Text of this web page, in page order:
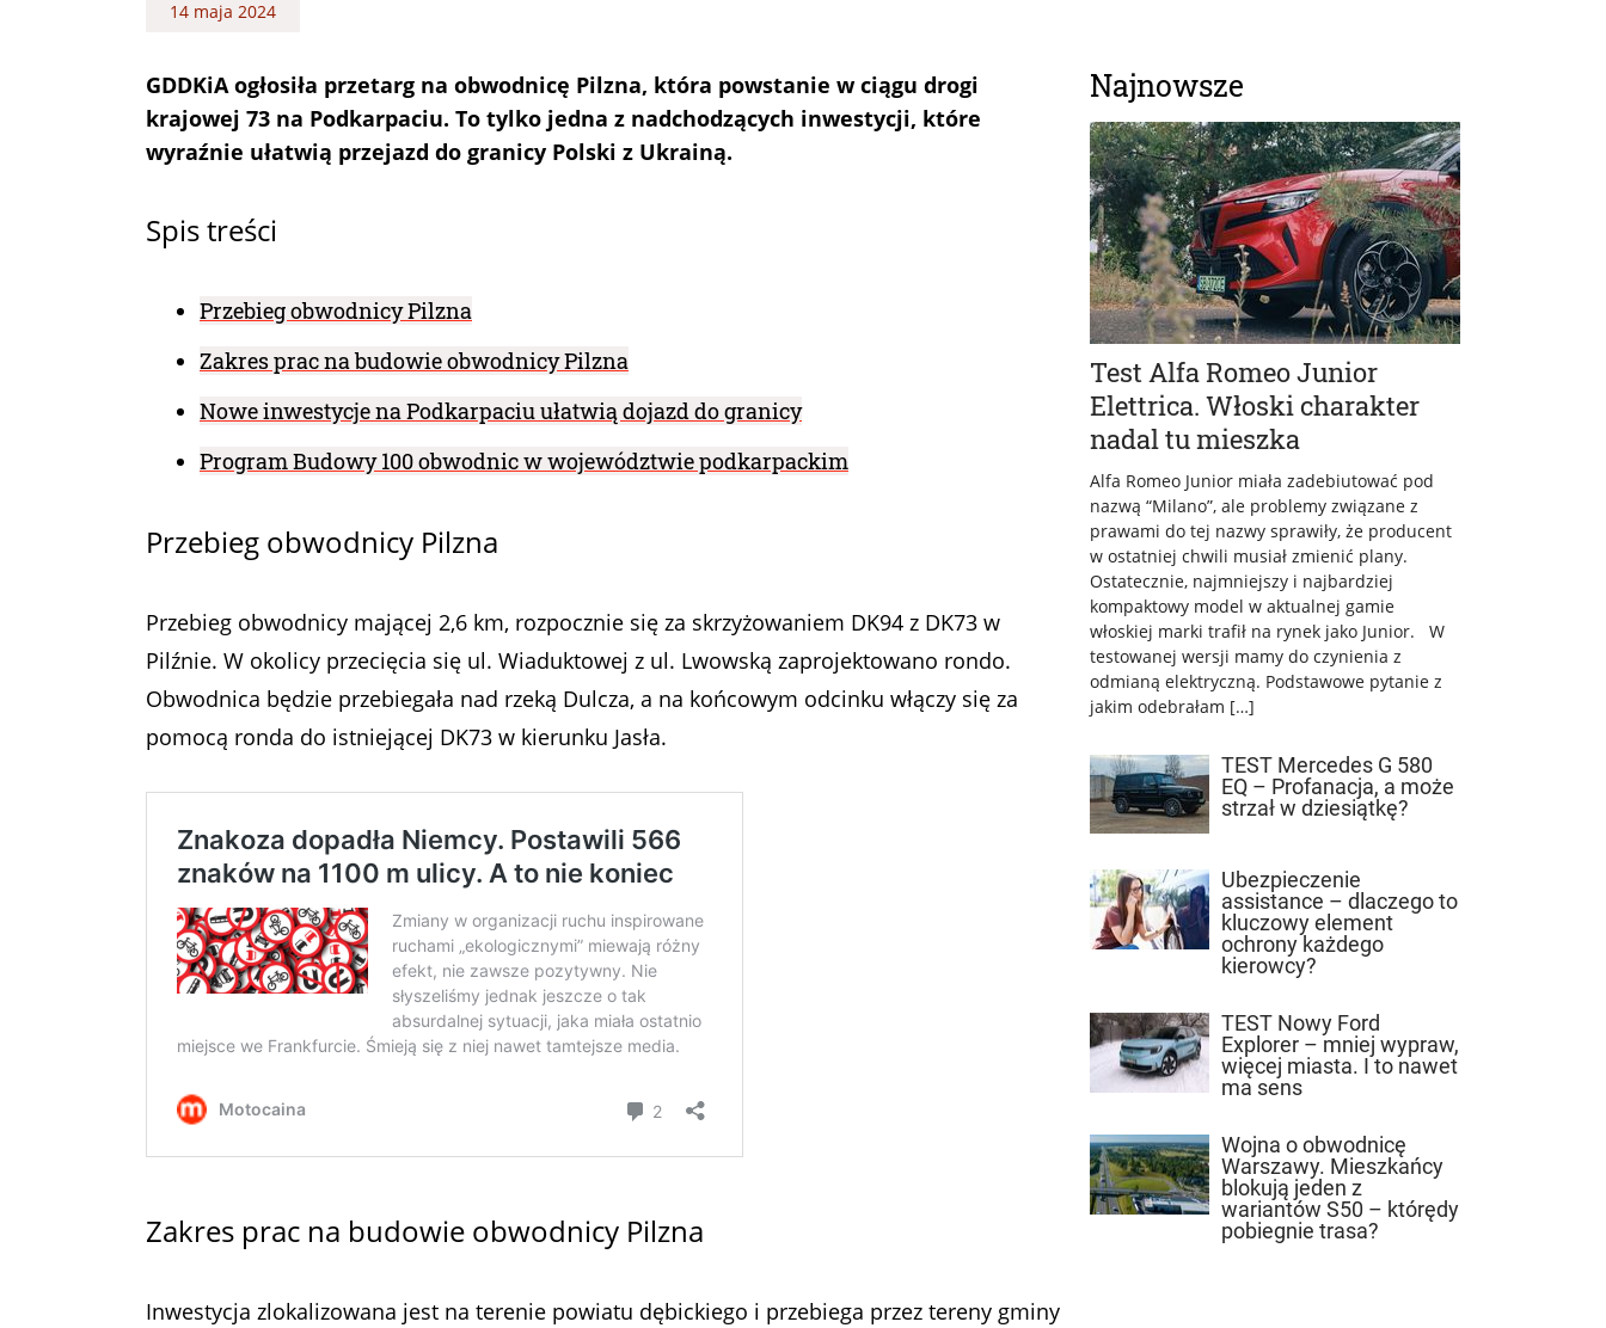
14 maja 2024
GDDKiA ogłosiła przetarg na obwodnicę Pilzna, która powstanie w ciągu drogi
krajowej 73 na Podkarpaciu. To tylko jedna z nadchodzących inwestycji, które
wyraźnie ułatwią przejazd do granicy Polski z Ukrainą.
Spis treści
Przebieg obwodnicy Pilzna
Zakres prac na budowie obwodnicy Pilzna
Nowe inwestycje na Podkarpaciu ułatwią dojazd do granicy
Program Budowy 100 obwodnic w województwie podkarpackim
Przebieg obwodnicy Pilzna
Przebieg obwodnicy mającej 2,6 km, rozpocznie się za skrzyżowaniem DK94 z DK73 w
Pilźnie. W okolicy przecięcia się ul. Wiaduktowej z ul. Lwowską zaprojektowano rondo.
Obwodnica będzie przebiegała nad rzeką Dulcza, a na końcowym odcinku włączy się za
pomocą ronda do istniejącej DK73 w kierunku Jasła.
Zakres prac na budowie obwodnicy Pilzna
Inwestycja zlokalizowana jest na terenie powiatu dębickiego i przebiega przez tereny gminy
Najnowsze
Test Alfa Romeo Junior
Elettrica. Włoski charakter
nadal tu mieszka
Alfa Romeo Junior miała zadebiutować pod
nazwą “Milano”, ale problemy związane z
prawami do tej nazwy sprawiły, że producent
w ostatniej chwili musiał zmienić plany.
Ostatecznie, najmniejszy i najbardziej
kompaktowy model w aktualnej gamie
włoskiej marki trafił na rynek jako Junior. W
testowanej wersji mamy do czynienia z
odmianą elektryczną. Podstawowe pytanie z
jakim odebrałam […]
TEST Mercedes G 580
EQ – Profanacja, a może
strzał w dziesiątkę?
Ubezpieczenie
assistance – dlaczego to
kluczowy element
ochrony każdego
kierowcy?
TEST Nowy Ford
Explorer – mniej wypraw,
więcej miasta. I to nawet
ma sens
Wojna o obwodnicę
Warszawy. Mieszkańcy
blokują jeden z
wariantów S50 – którędy
pobiegnie trasa?